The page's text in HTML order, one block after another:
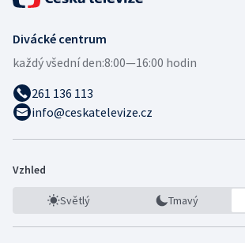
Divácké centrum
každý všední den:8:00—16:00 hodin
261 136 113
info@ceskatelevize.cz
Vzhled
Světlý Tmavý